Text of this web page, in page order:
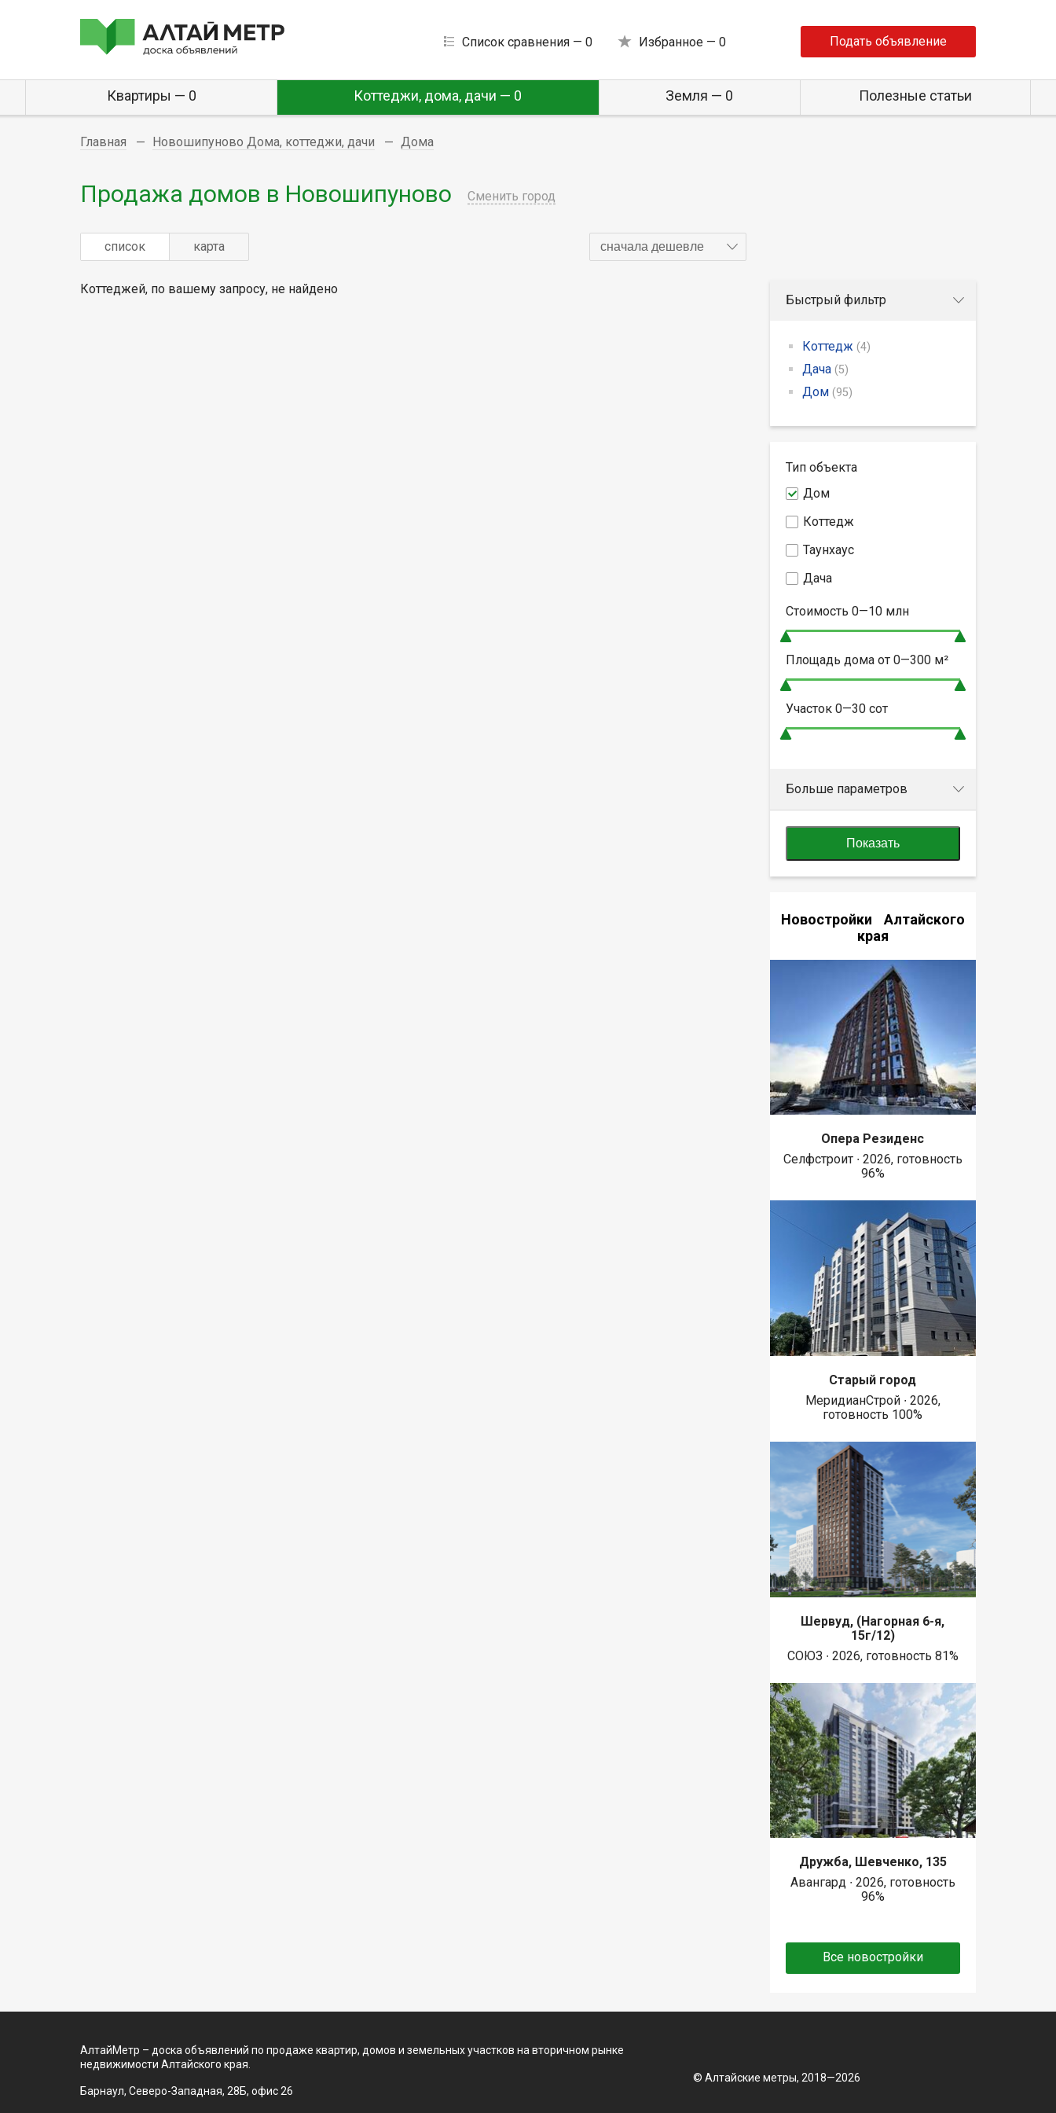
Список сравнения — 0 Избранное — 0 Подать объявление
Квартиры — 0 Коттеджи, дома, дачи — 0 Земля — 0 Полезные статьи
Главная Новошипуново Дома, коттеджи, дачи Дома
Продажа домов в Новошипуново Сменить город
список карта сначала дешевле
Коттеджей, по вашему запросу, не найдено
Быстрый фильтр
Коттедж (4)
Дача (5)
Дом (95)
Тип объекта
Дом
Коттедж
Таунхаус
Дача
Стоимость 0—10млн
Площадь дома от 0—300м²
Участок 0—30сот
Больше параметров
Показать
Новостройки Алтайского
края
Опера Резиденс
Селфстроит ∙ 2026, готовность
96%
Старый город
МеридианСтрой ∙ 2026,
готовность 100%
Шервуд, (Нагорная 6-я,
15г/12)
СОЮЗ ∙ 2026, готовность 81%
Дружба, Шевченко, 135
Авангард ∙ 2026, готовность
96%
Все новостройки
АлтайМетр – доска объявлений по продаже квартир, домов и земельных участков на вторичном рынке
недвижимости Алтайского края.
Барнаул, Северо-Западная, 28Б, офис 26
© Алтайские метры, 2018—2026